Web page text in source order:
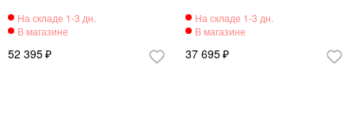
52 395 37 695